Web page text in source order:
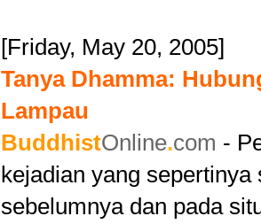
[Friday, May 20, 2005]
Tanya Dhamma:
Lampau
BuddhistOnline.com -
kejadian yang
sebelumnya dan pada